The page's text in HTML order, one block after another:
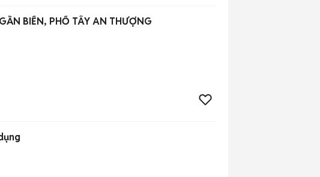
BIỂN, PHỐ TÂY AN THƯỢNG